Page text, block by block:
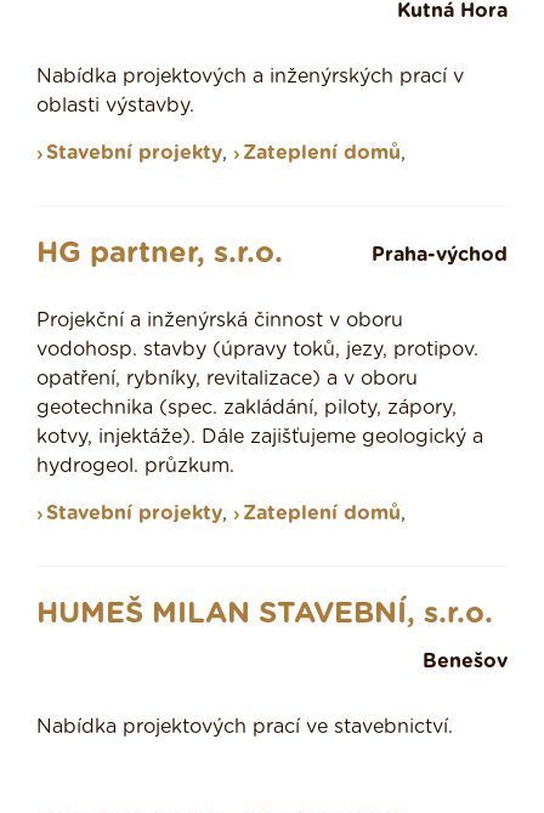
Kutná Hora
Nabídka projektových a inženýrských prací v
oblasti výstavby.
Stavební projekty, Zateplení domů,
HG partner, s.r.o. Praha-východ
Projekční a inženýrská činnost v oboru
vodohosp. stavby (úpravy toků, jezy, protipov.
opatření, rybníky, revitalizace) a v oboru
geotechnika (spec. zakládání, piloty, zápory,
kotvy, injektáže). Dále zajišťujeme geologický a
hydrogeol. průzkum.
Stavební projekty, Zateplení domů,
HUMEŠ MILAN STAVEBNÍ, s.r.o.
Benešov
Nabídka projektových prací ve stavebnictví.